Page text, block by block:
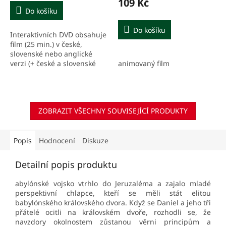
Do košíku
Interaktivních DVD obsahuje
film (25 min.) v české,
slovenské nebo anglické
verzi (+ české a slovenské
109 Kč
Do košíku
animovaný film
ZOBRAZIT VŠECHNY SOUVISEJÍCÍ PRODUKTY
Popis Hodnocení Diskuze
Detailní popis produktu
abylónské vojsko vtrhlo do Jeruzaléma a zajalo mladé
perspektivní chlapce, kteří se měli stát elitou
babylónského královského dvora. Když se Daniel a jeho tři
přátelé ocitli na královském dvoře, rozhodli se, že
navzdory okolnostem zůstanou věrni principům a